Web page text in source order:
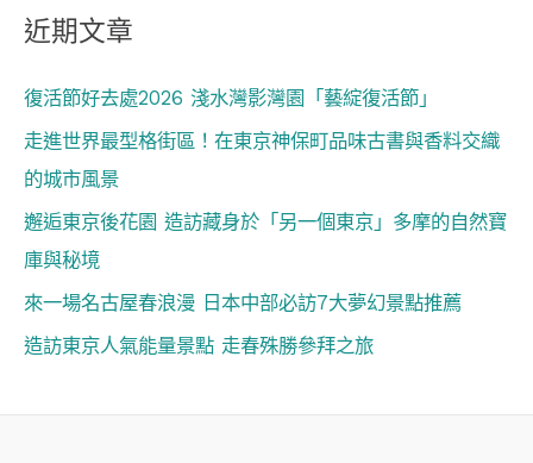
近期文章
復活節好去處2026 淺水灣影灣園「藝綻復活節」
走進世界最型格街區！在東京神保町品味古書與香料交織
的城市風景
邂逅東京後花園 造訪藏身於「另一個東京」多摩的自然寶
庫與秘境
來一場名古屋春浪漫 日本中部必訪7大夢幻景點推薦
造訪東京人氣能量景點 走春殊勝參拜之旅